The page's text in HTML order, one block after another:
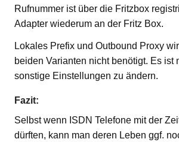
Rufnummer ist über die Fritzbox
Adapter wiederum an der Fritz Box.
Lokales Prefix und Outbound Proxy
beiden Varianten nicht benötigt. Es ist
sonstige Einstellungen zu ändern.
Fazit:
Selbst wenn ISDN Telefone mit der
dürften, kann man deren Leben ggf.